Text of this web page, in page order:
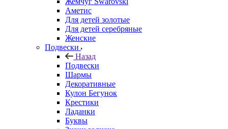
Аметис
Для детей золотые
Для детей серебряные
Женские
Подвески
Назад
Подвески
Шармы
Декоративные
Кулон Бегунок
Крестики
Ладанки
Буквы